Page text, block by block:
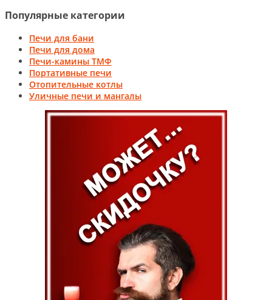
Популярные категории
Печи для бани
Печи для дома
Печи-камины ТМФ
Портативные печи
Отопительные котлы
Уличные печи и мангалы